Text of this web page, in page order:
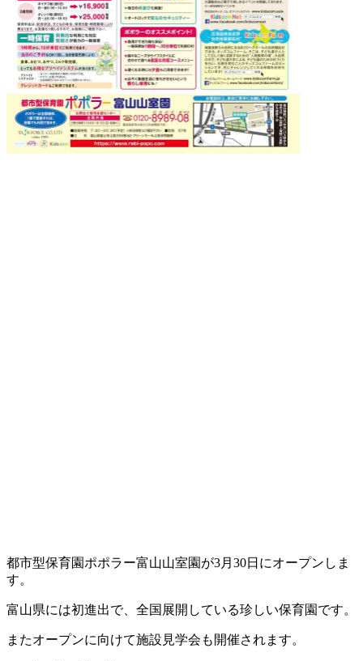
都市型保育園ポポラー富山山室園が3月30日にオープンしま
す。
富山県には初進出で、全国展開している珍しい保育園です。
またオープンに向けて施設見学会も開催されます。